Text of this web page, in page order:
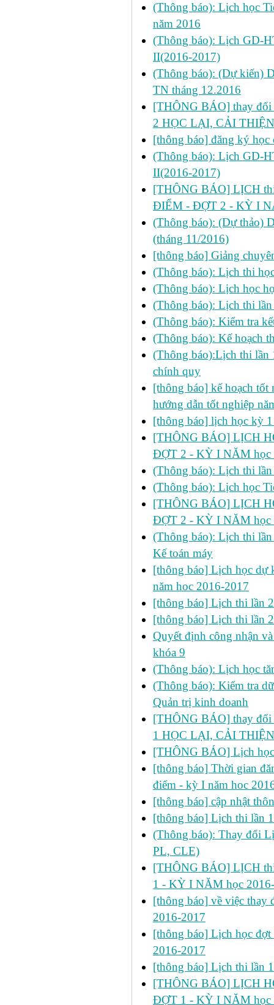
(Thông báo): Lịch học
năm 2016
(Thông báo): Lịch GD-
II(2016-2017)
(Thông báo): (Dự kiến)
TN tháng 12.2016
[THÔNG BÁO] thay đổi
2 HỌC LẠI, CẢI
[thông báo] đăng ký
(Thông báo): Lịch GD-
II(2016-2017)
[THÔNG BÁO] LỊCH
ĐIỂM - ĐỢT 2 - KỲ I
(Thông báo): (Dự thảo)
(tháng 11/2016)
[thông báo] Giảng
(Thông báo): Lịch thi
(Thông báo): Lịch học
(Thông báo): Lịch thi
(Thông báo): Kiểm tra
(Thông báo): Kế hoạch
(Thông báo):Lịch thi lần
chính quy
[thông báo] kế hoạch tốt
hướng dẫn tốt nghiệp
[thông báo] lịch học kỳ
[THÔNG BÁO] LỊCH
ĐỢT 2 - KỲ I NĂM học
(Thông báo): Lịch thi
(Thông báo): Lịch học
[THÔNG BÁO] LỊCH
ĐỢT 2 - KỲ I NĂM học
(Thông báo): Lịch thi
Kế toán máy
[thông báo] Lịch học dự
năm hoc 2016-2017
[thông báo] Lịch thi lần
[thông báo] Lịch thi lần
Quyết định công nhận
khóa 9
(Thông báo): Lịch học
(Thông báo): Kiểm tra
Quản trị kinh doanh
[THÔNG BÁO] thay đổi
1 HỌC LẠI, CẢI
[THÔNG BÁO] Lịch
[thông báo] Thời gian
điểm - kỳ I năm hoc
[thông báo] cập nhật
[thông báo] Lịch thi lần
(Thông báo): Thay đổi
PL, CLE)
[THÔNG BÁO] LỊCH
1 - KỲ I NĂM học
[thông báo] về việc thay
2016-2017
[thông báo] Lịch học
2016-2017
[thông báo] Lịch thi lần
[THÔNG BÁO] LỊCH
ĐỢT 1 - KỲ I NĂM học